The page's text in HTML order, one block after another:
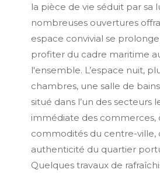
la pièce de vie séduit par sa
nombreuses ouvertures
espace convivial se
profiter du cadre maritime
l'ensemble. L’espace nuit,
chambres, une salle de
situé dans l’un des secteurs
immédiate des commerces,
commodités du centre-ville,
authenticité du quartier
Quelques travaux de